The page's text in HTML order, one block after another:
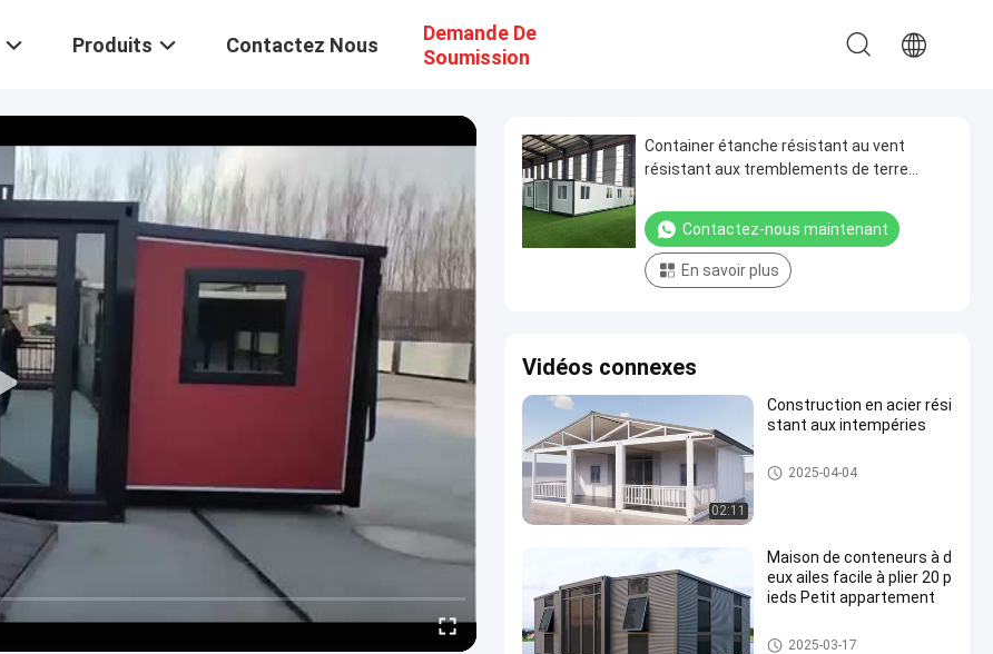
Produits Contactez Nous
Demande De
Soumission
Container étanche résistant au vent
résistant aux tremblements de terre
Contactez-nous maintenant
En savoir plus
Vidéos connexes
02:11
Construction en acier rési
stant aux intempéries
Maison de conteneurs élargie
2025-04-04
Maison de conteneurs à d
eux ailes facile à plier 20 p
ieds Petit appartement
Maison de conteneurs élargie
2025-03-17